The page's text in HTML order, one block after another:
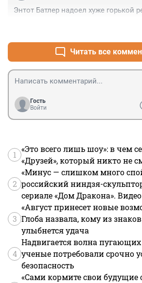
Энтот Батлер надоел хуже горькой
Читать все
Гость
Войти
1
«Это всего лишь шоу»: в чем
«Друзей», который никто не
2
«Минус — слишком много
российский ниндзя-
сериале «Дом Дракона». Видео
3
«Август принесет новые
Глоба назвала, кому из
улыбнется удача
4
Надвигается волна
ученые потребовали срочно
безопасность
«Сами кормите свои будущие